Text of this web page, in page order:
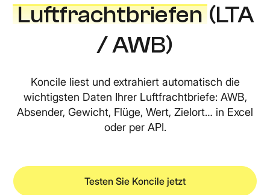
Luftfrachtbriefen(LTA
/ AWB)
Koncile liest und extrahiert automatisch die
wichtigsten Daten Ihrer Luftfrachtbriefe: AWB,
Absender, Gewicht, Flüge, Wert, Zielort… in Excel
oder per API.
Testen Sie Koncile jetzt